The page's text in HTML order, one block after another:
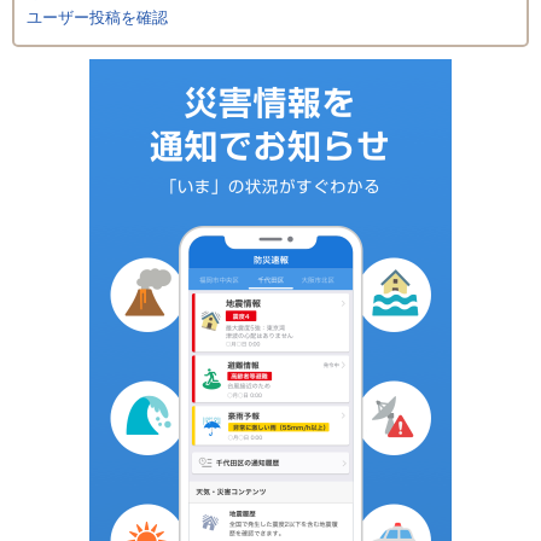
ユーザー投稿を確認